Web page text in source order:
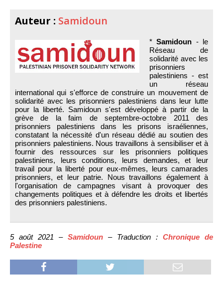
Auteur : Samidoun
*Samidoun - le
Réseau de
solidarité avec les
prisonniers
palestiniens - est
un réseau
international qui s'efforce de construire un mouvement de
solidarité avec les prisonniers palestiniens dans leur lutte
pour la liberté. Samidoun s'est développé à partir de la
grève de la faim de septembre-octobre 2011 des
prisonniers palestiniens dans les prisons israéliennes,
constatant la nécessité d'un réseau dédié au soutien des
prisonniers palestiniens. Nous travaillons à sensibiliser et à
fournir des ressources sur les prisonniers politiques
palestiniens, leurs conditions, leurs demandes, et leur
travail pour la liberté pour eux-mêmes, leurs camarades
prisonniers, et leur patrie. Nous travaillons également à
l'organisation de campagnes visant à provoquer des
changements politiques et à défendre les droits et libertés
des prisonniers palestiniens.
5 août 2021 – Samidoun – Traduction : Chronique de
Palestine